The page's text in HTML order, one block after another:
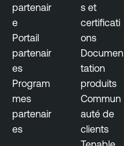
partenair
e
Portail
partenair
es
Program
mes
partenair
es
s et
certificati
ons
Documen
tation
produits
Commun
auté de
clients